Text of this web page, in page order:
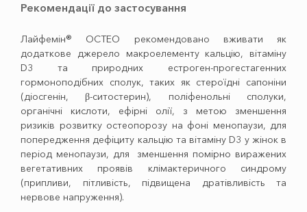
Рекомендації до застосування
Лайфемін® ОСТЕО рекомендовано вживати як
додаткове джерело макроелементу кальцію, вітаміну
D3 та природних естроген-прогестагенних
гормоноподібних сполук, таких як стероїдні сапоніни
(діосгенін, β-ситостерин), поліфенольні сполуки,
органічні кислоти, ефірні олії, з метою зменшення
ризиків розвитку остеопорозу на фоні менопаузи, для
попередження дефіциту кальцію та вітаміну D3 у жінок в
період менопаузи, для зменшення помірно виражених
вегетативних проявів клімактеричного синдрому
(припливи, пітливість, підвищена дратівливість та
нервове напруження).